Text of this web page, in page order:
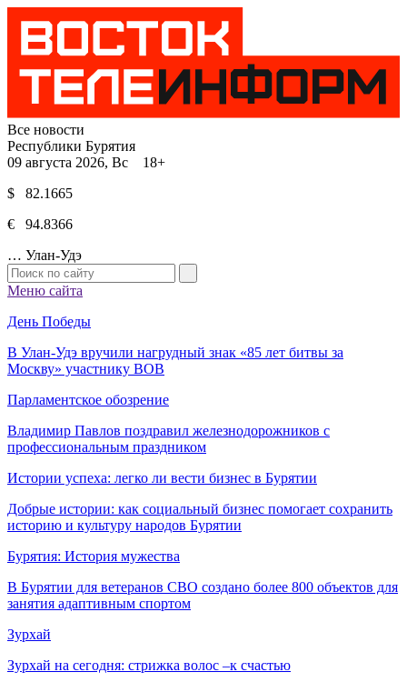
Все новости
Республики Бурятия
09 августа 2026, Вс 18+
$ 82.1665
€ 94.8366
… Улан-Удэ
Меню сайта
День Победы
В Улан-Удэ вручили нагрудный знак «85 лет битвы за
Москву» участнику ВОВ
Парламентское обозрение
Владимир Павлов поздравил железнодорожников с
профессиональным праздником
Истории успеха: легко ли вести бизнес в Бурятии
Добрые истории: как социальный бизнес помогает сохранить
историю и культуру народов Бурятии
Бурятия: История мужества
В Бурятии для ветеранов СВО создано более 800 объектов для
занятия адаптивным спортом
Зурхай
Зурхай на сегодня: стрижка волос –к счастью